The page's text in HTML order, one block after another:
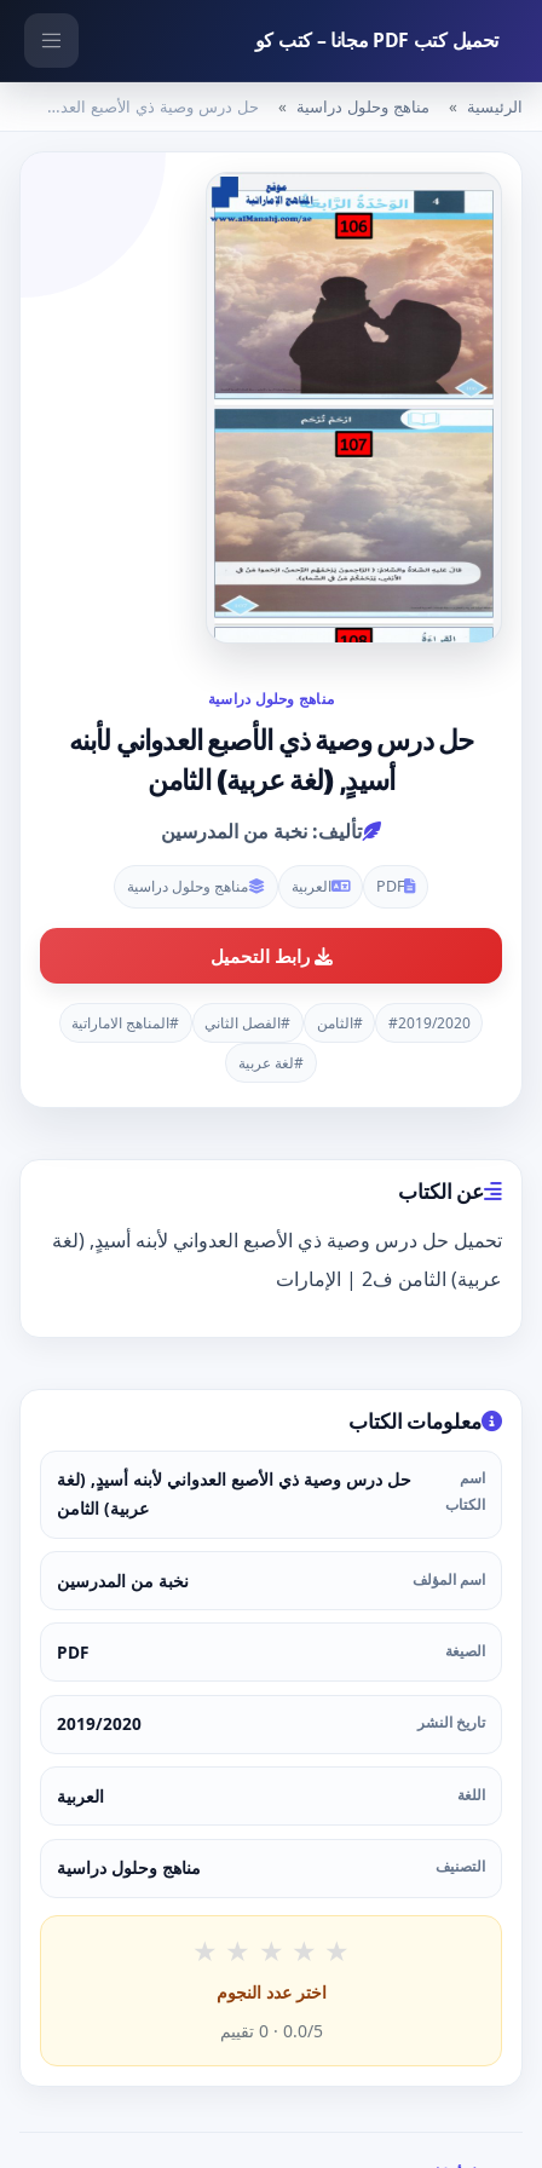
تحميل كتب PDF مجانا – كتب كو
الرئيسية مناهج وحلول دراسية حل درس وصية ذي الأصبع العدواني لأبنه أسيدٍ, (لغة عربية) الثامن
مناهج وحلول دراسية
حل درس وصية ذي الأصبع العدواني لأبنه
أسيدٍ, (لغة عربية) الثامن
تأليف: نخبة من المدرسين
PDF العربية مناهج وحلول دراسية
رابط التحميل
#2019/2020 #الثامن #الفصل الثاني
#المناهج الاماراتية
#لغة عربية
عن الكتاب
تحميل حل درس وصية ذي الأصبع العدواني لأبنه أسيدٍ, (لغة
عربية) الثامن ف2 | الإمارات
معلومات الكتاب
اسم
الكتاب
حل درس وصية ذي الأصبع العدواني لأبنه أسيدٍ, (لغة
عربية) الثامن
اسم المؤلف نخبة من المدرسين
الصيغة PDF
تاريخ النشر 2019/2020
اللغة العربية
التصنيف مناهج وحلول دراسية
★ ★ ★ ★ ★
اختر عدد النجوم
0.0/5 ·
0 تقييم